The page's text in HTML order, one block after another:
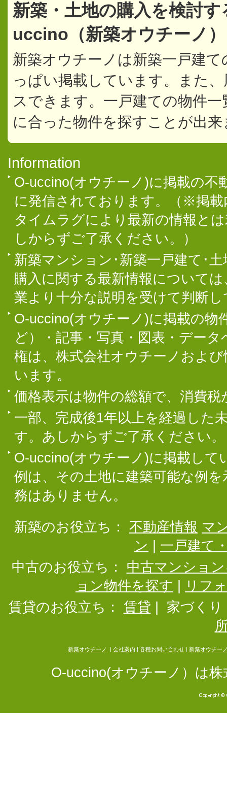
新築・土地の購入を検討
uccino（新築オウチーノ
新築オウチーノは新築一戸建
っぱい掲載しています。また
スできます。一戸建ての物件
に合った物件を探すことが出来
Information
O-uccino(オウチーノ)に掲載の不
に発信されております。（※掲
タイムラグにより最新の情報と
しからずご了承ください。）
新築マンション･新築一戸建て･
購入に関する最新情報について
業より十分な説明を受けて判断
O-uccino(オウチーノ)に掲載の物
ど）・記事・写真・図表・デー
権は、株式会社オウチーノおよ
います。
価格表示は物件の総額で、消費
一部、完成後1年以上を経過した
す。あしからずご了承ください。
O-uccino(オウチーノ)に掲載して
例は、その土地に建築可能な例
務はありません。
新築のお役立ち： 不動産情報 マ
ン
一戸建て
中古のお役立ち：
中古マンショ
ョン物件を探す
リフ
賃貸のお役立ち：
賃貸
家づくり
新築オウチーノ 会社案内 各種お問い合わせ| 新築オウチー
O-uccino(オウチーノ）は